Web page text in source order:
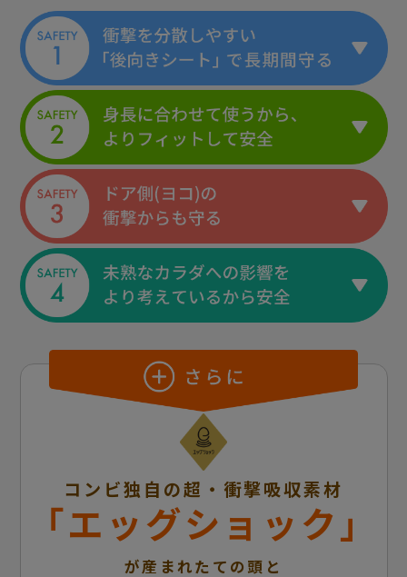
コンビ独自の超・衝撃吸収素材
「エッグショック」
が産まれたての頭と